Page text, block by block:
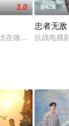
动着万千少女的
1.0
在做实验时意外来
全42集
忠者无敌
抗战电视